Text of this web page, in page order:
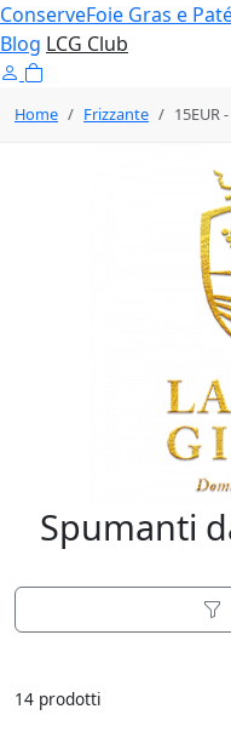
ConserveFoie Gras e
Blog LCG Club
Home Frizzante 15EUR
Spumanti
14 prodotti